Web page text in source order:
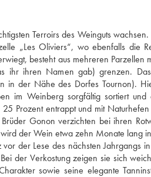
Terroirs des Weinguts
„Les Oliviers“, wo ebenfalls die
besteht aus mehreren Parzellen
ihr ihren Namen gab) grenzen.
der Nähe des Dorfes Tournon).
im Weinberg sorgfältig sortiert
Prozent entrappt und mit
Gonon verzichten bei ihren
der Wein etwa zehn Monate lang
der Lese des nächsten Jahrgangs
der Verkostung zeigen sie sich
sowie seine elegante